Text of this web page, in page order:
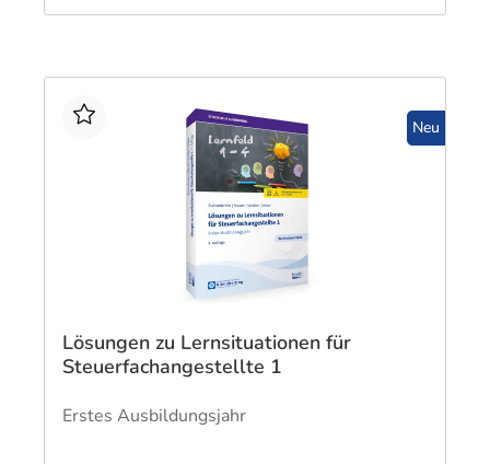
Neu
Lösungen zu Lernsituationen für
Steuerfachangestellte 1
Erstes Ausbildungsjahr